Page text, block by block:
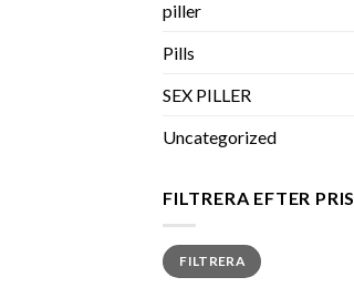
piller
Pills
SEX PILLER
Uncategorized
FILTRERA EFTER PRIS
Min
pris
Max
prisFILTRERA